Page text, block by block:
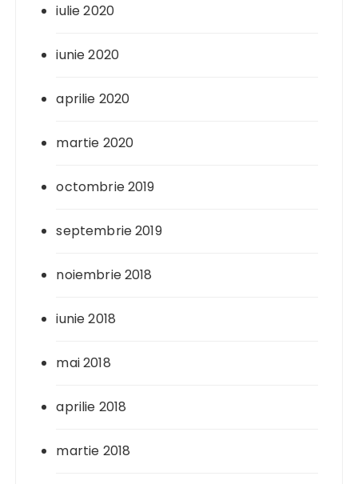
iulie 2020
iunie 2020
aprilie 2020
martie 2020
octombrie 2019
septembrie 2019
noiembrie 2018
iunie 2018
mai 2018
aprilie 2018
martie 2018